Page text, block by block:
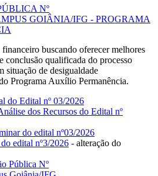
Nº
GOIÂNIA/IFG - PROGRAMA
buscando oferecer melhores
conclusão qualificada do processo
situação de desigualdade
Programa Auxílio Permanência.
do Edital nº 03/2026
dos Recursos do Edital nº
do edital nº03/2026
edital nº3/2026 - alteração do
Pública Nº